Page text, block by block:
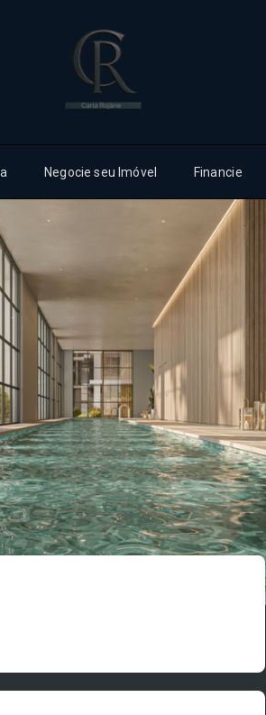
Negocie seu Imóvel Financie